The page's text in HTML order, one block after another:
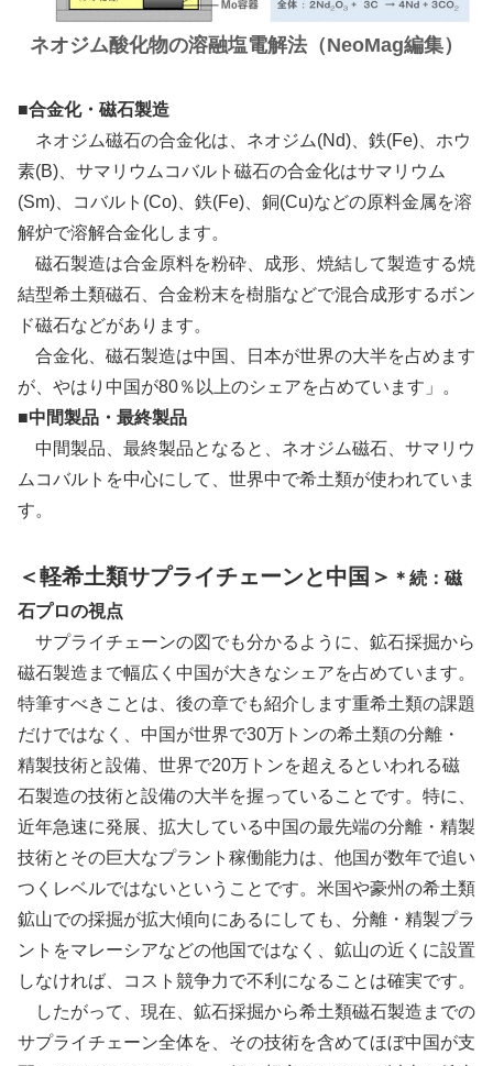
ネオジム酸化物の溶融塩電解法（NeoMag編集）
■合金化・磁石製造
ネオジム磁石の合金化は、ネオジム(Nd)、鉄(Fe)、ホウ
素(B)、サマリウムコバルト磁石の合金化はサマリウム
(Sm)、コバルト(Co)、鉄(Fe)、銅(Cu)などの原料金属を溶
解炉で溶解合金化します。
磁石製造は合金原料を粉砕、成形、焼結して製造する焼
結型希土類磁石、合金粉末を樹脂などで混合成形するボン
ド磁石などがあります。
合金化、磁石製造は中国、日本が世界の大半を占めます
が、やはり中国が80％以上のシェアを占めています」。
■中間製品・最終製品
中間製品、最終製品となると、ネオジム磁石、サマリウ
ムコバルトを中心にして、世界中で希土類が使われていま
す。
＜軽希土類サプライチェーンと中国＞ ＊続：磁
石プロの視点
サプライチェーンの図でも分かるように、鉱石採掘から
磁石製造まで幅広く中国が大きなシェアを占めています。
特筆すべきことは、後の章でも紹介します重希土類の課題
だけではなく、中国が世界で30万トンの希土類の分離・
精製技術と設備、世界で20万トンを超えるといわれる磁
石製造の技術と設備の大半を握っていることです。特に、
近年急速に発展、拡大している中国の最先端の分離・精製
技術とその巨大なプラント稼働能力は、他国が数年で追い
つくレベルではないということです。米国や豪州の希土類
鉱山での採掘が拡大傾向にあるにしても、分離・精製プラ
ントをマレーシアなどの他国ではなく、鉱山の近くに設置
しなければ、コスト競争力で不利になることは確実です。
したがって、現在、鉱石採掘から希土類磁石製造までの
サプライチェーン全体を、その技術を含めてほぼ中国が支